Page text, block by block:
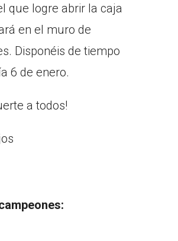
que logre abrir la caja
en el muro de
Disponéis de tiempo
6 de enero.
a todos!